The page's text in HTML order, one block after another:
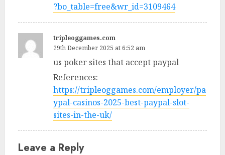
?bo_table=free&wr_id=3109464
tripleoggames.com
29th December 2025 at 6:52 am
us poker sites that accept paypal
References:
https://tripleoggames.com/employer/pa
ypal-casinos-2025-best-paypal-slot-
sites-in-the-uk/
Leave a Reply